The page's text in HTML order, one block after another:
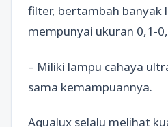
filter, bertambah banyak
mempunyai ukuran 0,1-
– Miliki lampu cahaya
sama kemampuannya.
Aqualux selalu melihat